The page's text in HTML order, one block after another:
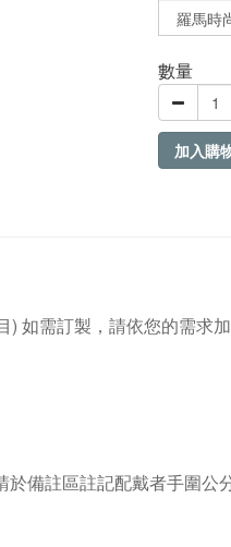
數量
加入購
) 如需訂製，請依您的需求加
於備註區註記配戴者手圍公